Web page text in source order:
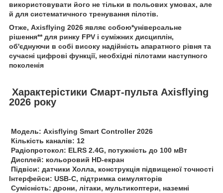
використовувати його не тільки в польових умовах, але
й для систематичного тренування пілотів.
Отже, Axisflying 2026 являє собою*універсальне
рішення** для ринку FPV і суміжних дисциплін,
об'єднуючи в собі високу надійність апаратного рівня та
сучасні цифрові функції, необхідні пілотами наступного
поколенія
Характерістики Смарт-пульта Axisflying
2026 року
Модель: Axisflying Smart Controller 2026
Кількість каналів: 12
Радіопротокол: ELRS 2.4G, потужність до 100 мВт
Дисплей: кольоровий HD-екран
Підвіси: датчики Холла, конструкція підвищеної точності
Інтерфейси: USB-C, підтримка симуляторів
Сумісність: дрони, літаки, мультикоптери, наземні